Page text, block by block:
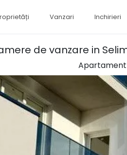
Vanzari Inchirieri
de vanzare in
Apartament